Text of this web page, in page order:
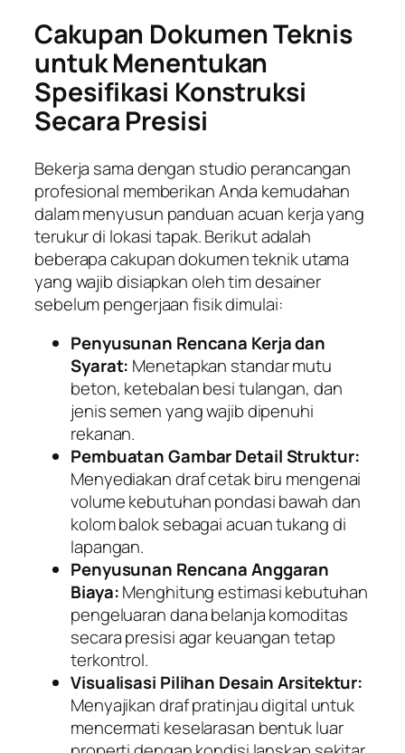
Cakupan Dokumen Teknis
untuk Menentukan
Spesifikasi Konstruksi
Secara Presisi
Bekerja sama dengan studio perancangan
profesional memberikan Anda kemudahan
dalam menyusun panduan acuan kerja yang
terukur di lokasi tapak. Berikut adalah
beberapa cakupan dokumen teknik utama
yang wajib disiapkan oleh tim desainer
sebelum pengerjaan fisik dimulai:
Penyusunan Rencana Kerja dan
Syarat: Menetapkan standar mutu
beton, ketebalan besi tulangan, dan
jenis semen yang wajib dipenuhi
rekanan.
Pembuatan Gambar Detail Struktur:
Menyediakan draf cetak biru mengenai
volume kebutuhan pondasi bawah dan
kolom balok sebagai acuan tukang di
lapangan.
Penyusunan Rencana Anggaran
Biaya:Menghitung estimasi kebutuhan
pengeluaran dana belanja komoditas
secara presisi agar keuangan tetap
terkontrol.
Visualisasi Pilihan Desain Arsitektur:
Menyajikan draf pratinjau digital untuk
mencermati keselarasan bentuk luar